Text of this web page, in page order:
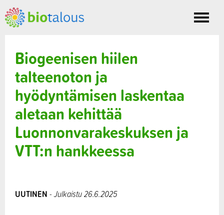
Toggle
Biogeenisen hiilen
talteenoton ja
hyödyntämisen laskentaa
aletaan kehittää
Luonnonvarakeskuksen ja
VTT:n hankkeessa
UUTINEN - Julkaistu 26.6.2025